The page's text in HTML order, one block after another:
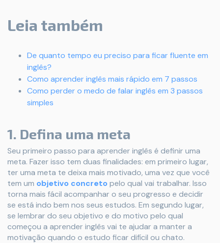
Leia também
De quanto tempo eu preciso para ficar fluente em
inglês?
Como aprender inglês mais rápido em 7 passos
Como perder o medo de falar inglês em 3 passos
simples
1. Defina uma meta
Seu primeiro passo para aprender inglês é definir uma
meta. Fazer isso tem duas finalidades: em primeiro lugar,
ter uma meta te deixa mais motivado, uma vez que você
tem um objetivo concreto pelo qual vai trabalhar. Isso
torna mais fácil acompanhar o seu progresso e decidir
se está indo bem nos seus estudos. Em segundo lugar,
se lembrar do seu objetivo e do motivo pelo qual
começou a aprender inglês vai te ajudar a manter a
motivação quando o estudo ficar difícil ou chato.